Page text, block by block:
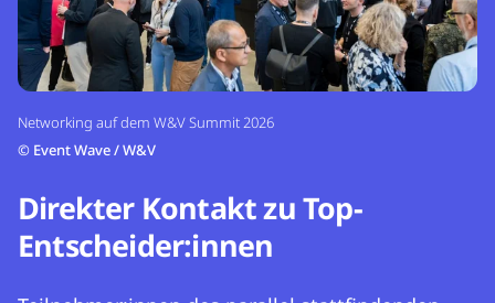
Networking auf dem W&V Summit 2026
© Event Wave / W&V
Direkter Kontakt zu Top-
Entscheider:innen